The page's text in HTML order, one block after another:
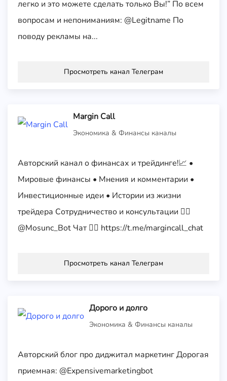
легко и это можете сделать только Вы!” По всем
вопросам и непониманиям: @Legitname По
поводу рекламы на...
Просмотреть канал Телеграм
Margin Call
Экономика & Финансы каналы
Авторский канал о финансах и трейдинге!📈 •
Мировые финансы • Мнения и комментарии •
Инвестиционные идеи • Истории из жизни
трейдера Сотрудничество и консультации 👉🏻
@Mosunc_Bot Чат 👉🏻 https://t.me/margincall_chat
Просмотреть канал Телеграм
Дорого и долго
Экономика & Финансы каналы
Авторский блог про диджитал маркетинг Дорогая
приемная: @Expensivemarketingbot